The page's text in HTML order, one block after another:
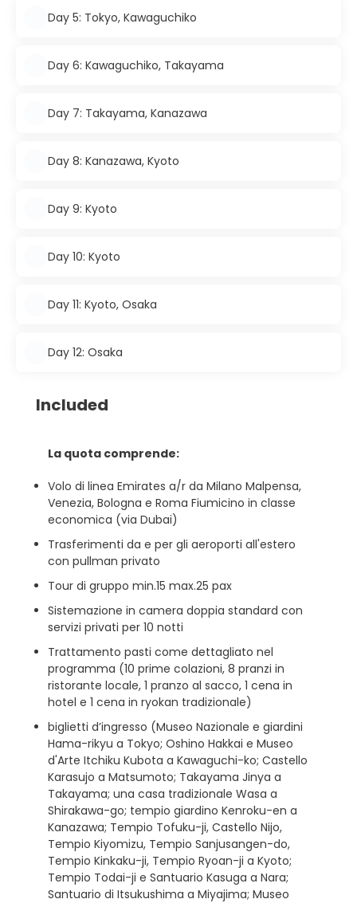
Day 5: Tokyo, Kawaguchiko
Day 6: Kawaguchiko, Takayama
Day 7: Takayama, Kanazawa
Day 8: Kanazawa, Kyoto
Day 9: Kyoto
Day 10: Kyoto
Day 11: Kyoto, Osaka
Day 12: Osaka
Included
La quota comprende:
Volo di linea Emirates a/r da Milano Malpensa,
Venezia, Bologna e Roma Fiumicino in classe
economica (via Dubai)
Trasferimenti da e per gli aeroporti all'estero
con pullman privato
Tour di gruppo min.15 max.25 pax
Sistemazione in camera doppia standard con
servizi privati per 10 notti
Trattamento pasti come dettagliato nel
programma (10 prime colazioni, 8 pranzi in
ristorante locale, 1 pranzo al sacco, 1 cena in
hotel e 1 cena in ryokan tradizionale)
biglietti d’ingresso (Museo Nazionale e giardini
Hama-rikyu a Tokyo; Oshino Hakkai e Museo
d'Arte Itchiku Kubota a Kawaguchi-ko; Castello
Karasujo a Matsumoto; Takayama Jinya a
Takayama; una casa tradizionale Wasa a
Shirakawa-go; tempio giardino Kenroku-en a
Kanazawa; Tempio Tofuku-ji, Castello Nijo,
Tempio Kiyomizu, Tempio Sanjusangen-do,
Tempio Kinkaku-ji, Tempio Ryoan-ji a Kyoto;
Tempio Todai-ji e Santuario Kasuga a Nara;
Santuario di Itsukushima a Miyajima; Museo